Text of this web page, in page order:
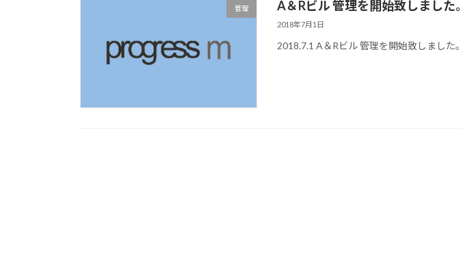
管理 A＆Rビル 管理を開始致しました。
2018年7月1日
2018.7.1 A＆Rビル 管理を開始致しました。